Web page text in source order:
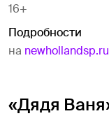
16+
Подробности
на newhollandsp.ru
«Дядя